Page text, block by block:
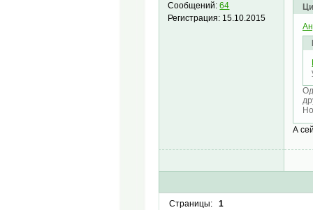
Сообщений:64
Регистрация: 15.10.2015
А
Страницы: 1